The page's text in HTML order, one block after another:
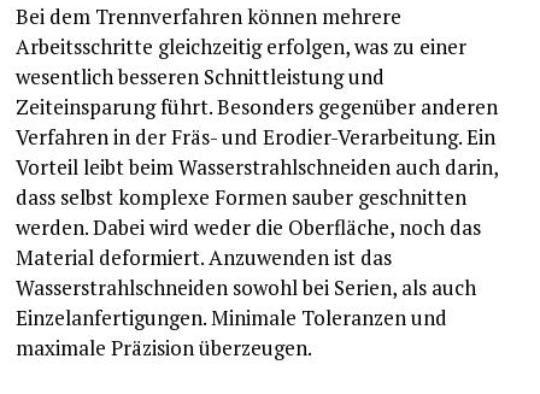
Bei dem Trennverfahren können mehrere
Arbeitsschritte gleichzeitig erfolgen, was zu einer
wesentlich besseren Schnittleistung und
Zeiteinsparung führt. Besonders gegenüber anderen
Verfahren in der Fräs- und Erodier-Verarbeitung. Ein
Vorteil leibt beim Wasserstrahlschneiden auch darin,
dass selbst komplexe Formen sauber geschnitten
werden. Dabei wird weder die Oberfläche, noch das
Material deformiert. Anzuwenden ist das
Wasserstrahlschneiden sowohl bei Serien, als auch
Einzelanfertigungen. Minimale Toleranzen und
maximale Präzision überzeugen.